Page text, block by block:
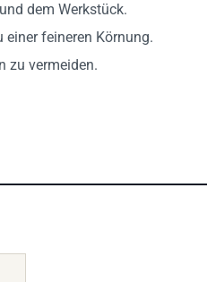
dem Werkstück.
feineren Körnung.
zu vermeiden.